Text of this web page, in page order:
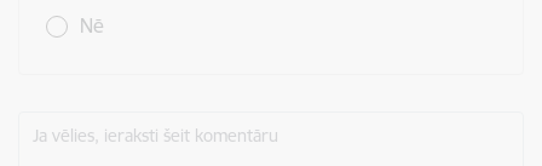
Nē
Ja vēlies, ieraksti šeit komentāru